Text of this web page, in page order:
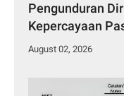
Pengunduran
Kepercayaan
Nasional
August 02, 2026